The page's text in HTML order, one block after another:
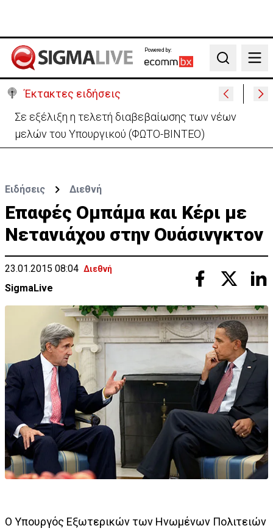
Powered by:
Search
Έκτακτες ειδήσεις
Σε εξέλιξη η τελετή διαβεβαίωσης των νέων
μελών του Υπουργικού (ΦΩΤΟ-ΒΙΝΤΕΟ)
Ειδήσεις Διεθνή
Επαφές Ομπάμα και Κέρι με
Νετανιάχου στην Ουάσινγκτον
23.01.2015 08:04 Διεθνή
SigmaLive
Ο Υπουργός Εξωτερικών των Ηνωμένων Πολιτειών